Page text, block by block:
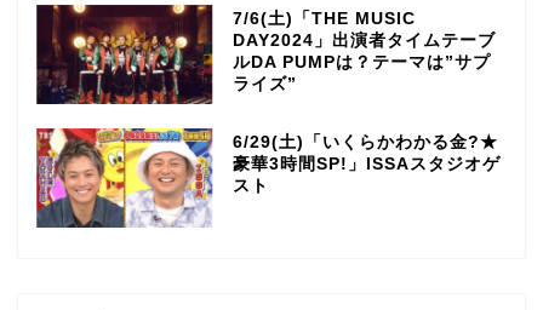
7/6(土)「THE MUSIC
DAY2024」出演者タイムテーブ
ルDA PUMPは？テーマは”サプ
ライズ”
6/29(土)「いくらかわかる金?★
豪華3時間SP!」ISSAスタジオゲ
スト